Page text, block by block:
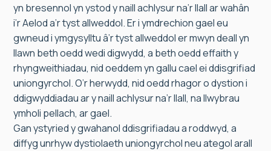
yn bresennol yn ystod y naill achlysur na’r llall ar wahân
i’r Aelod a’r tyst allweddol. Er i ymdrechion gael eu
gwneud i ymgysylltu â’r tyst allweddol er mwyn deall yn
llawn beth oedd wedi digwydd, a beth oedd effaith y
rhyngweithiadau, nid oeddem yn gallu cael ei ddisgrifiad
uniongyrchol. O’r herwydd, nid oedd rhagor o dystion i
ddigwyddiadau ar y naill achlysur na’r llall, na llwybrau
ymholi pellach, ar gael.
Gan ystyried y gwahanol ddisgrifiadau a roddwyd, a
diffyg unrhyw dystiolaeth uniongyrchol neu ategol arall